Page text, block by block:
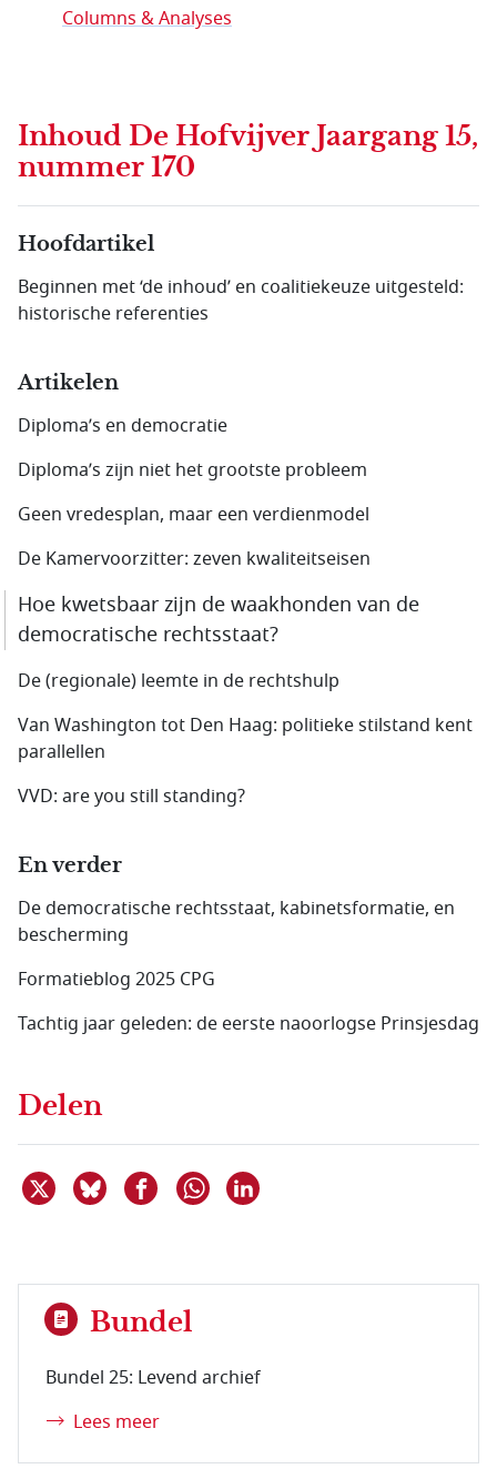
Columns & Analyses
Inhoud De Hofvijver Jaargang 15,
nummer 170
Hoofdartikel
Beginnen met ‘de inhoud’ en coalitiekeuze uitgesteld:
historische referenties
Artikelen
Diploma’s en democratie
Diploma’s zijn niet het grootste probleem
Geen vredesplan, maar een verdienmodel
De Kamervoorzitter: zeven kwaliteitseisen
Hoe kwetsbaar zijn de waakhonden van de
democratische rechtsstaat?
De (regionale) leemte in de rechtshulp
Van Washington tot Den Haag: politieke stilstand kent
parallellen
VVD: are you still standing?
En verder
De democratische rechtsstaat, kabinetsformatie, en
bescherming
Formatieblog 2025 CPG
Tachtig jaar geleden: de eerste naoorlogse Prinsjesdag
Delen
Deel dit item op X
Deel dit item op Bluesky
Deel dit item op Facebook
Delen via WhatsApp
Bundel
Bundel 25: Levend archief
Lees meer